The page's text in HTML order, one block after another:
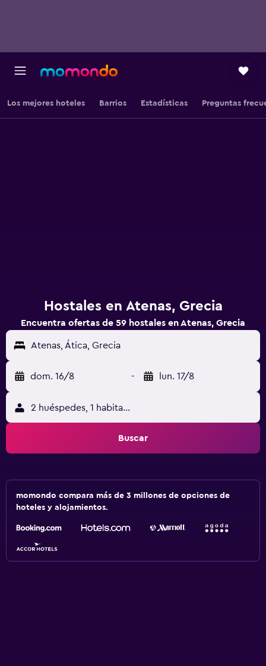
Los mejores hoteles Barrios Estadísticas Preguntas
Hostales en Atenas, Grecia
Encuentra ofertas de 59 hostales en Atenas, Grecia
Atenas, Ática, Grecia
dom. 16/8 - lun. 17/8
2 huéspedes, 1 habitación
Buscar
momondo compara más de 3 millones de opciones de
hoteles y alojamientos.